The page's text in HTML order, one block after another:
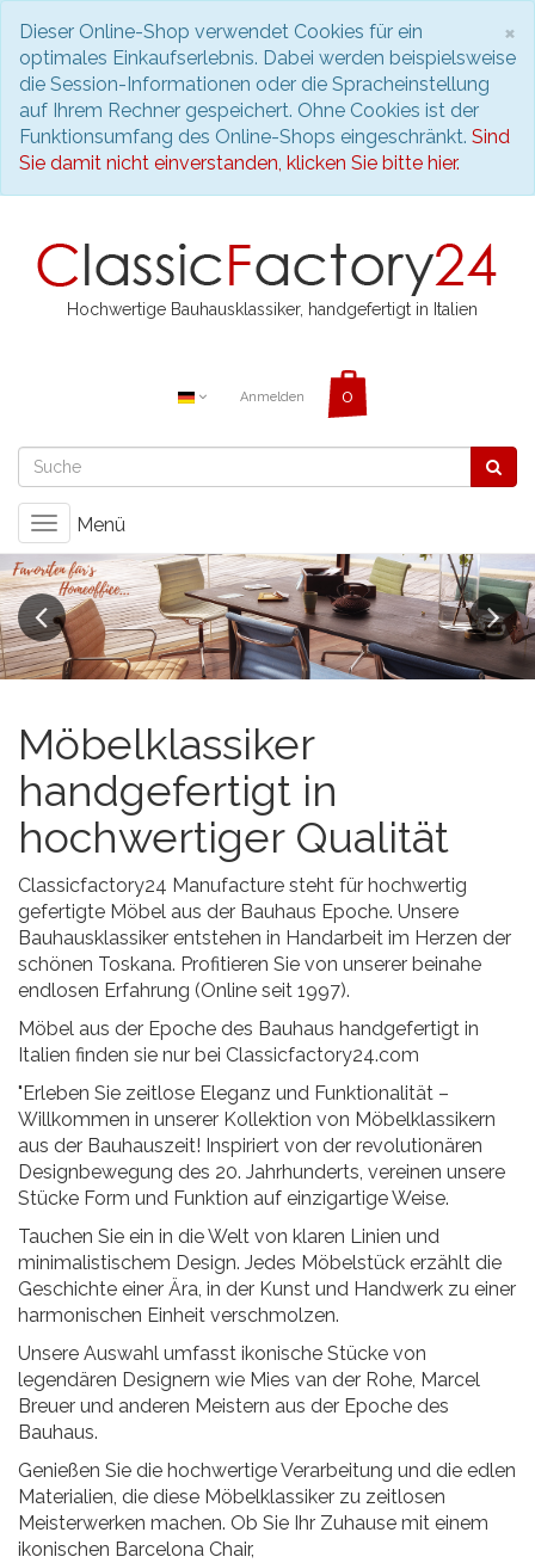
×
Dieser Online-Shop verwendet Cookies für ein
optimales Einkaufserlebnis. Dabei werden beispielsweise
die Session-Informationen oder die Spracheinstellung
auf Ihrem Rechner gespeichert. Ohne Cookies ist der
Funktionsumfang des Online-Shops eingeschränkt. Sind
Sie damit nicht einverstanden, klicken Sie bitte hier.
Hochwertige Bauhausklassiker, handgefertigt in Italien
Anmelden
Toggle
navigation
Menü
Previous Next
Möbelklassiker
handgefertigt in
hochwertiger Qualität
Classicfactory24 Manufacture steht für hochwertig
gefertigte Möbel aus der Bauhaus Epoche. Unsere
Bauhausklassiker entstehen in Handarbeit im Herzen der
schönen Toskana. Profitieren Sie von unserer beinahe
endlosen Erfahrung (Online seit 1997).
Möbel aus der Epoche des Bauhaus handgefertigt in
Italien finden sie nur bei Classicfactory24.com
"Erleben Sie zeitlose Eleganz und Funktionalität –
Willkommen in unserer Kollektion von Möbelklassikern
aus der Bauhauszeit! Inspiriert von der revolutionären
Designbewegung des 20. Jahrhunderts, vereinen unsere
Stücke Form und Funktion auf einzigartige Weise.
Tauchen Sie ein in die Welt von klaren Linien und
minimalistischem Design. Jedes Möbelstück erzählt die
Geschichte einer Ära, in der Kunst und Handwerk zu einer
harmonischen Einheit verschmolzen.
Unsere Auswahl umfasst ikonische Stücke von
legendären Designern wie Mies van der Rohe, Marcel
Breuer und anderen Meistern aus der Epoche des
Bauhaus.
Genießen Sie die hochwertige Verarbeitung und die edlen
Materialien, die diese Möbelklassiker zu zeitlosen
Meisterwerken machen. Ob Sie Ihr Zuhause mit einem
ikonischen Barcelona Chair,